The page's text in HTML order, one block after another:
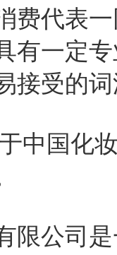
费代表
有一定
接受的
中国化
。
限公司